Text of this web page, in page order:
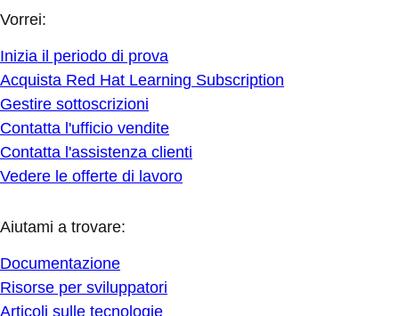
Vorrei:
Inizia il periodo di prova
Acquista Red Hat Learning Subscription
Gestire sottoscrizioni
Contatta l'ufficio vendite
Contatta l'assistenza clienti
Vedere le offerte di lavoro
Aiutami a trovare:
Documentazione
Risorse per sviluppatori
Articoli sulle tecnologie